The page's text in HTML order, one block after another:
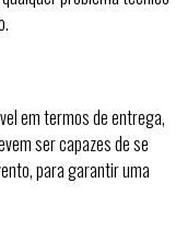
em termos de entrega,
ser capazes de se
para garantir uma